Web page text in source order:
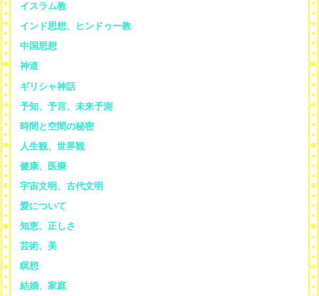
イスラム教
インド思想、ヒンドゥー教
中国思想
神道
ギリシャ神話
予知、予言、未来予測
時間と空間の秘密
人生観、世界観
健康、医療
宇宙文明、古代文明
愛について
知恵、正しさ
芸術、美
瞑想
結婚、家庭